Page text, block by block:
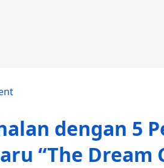
dengan 5
“The Dream